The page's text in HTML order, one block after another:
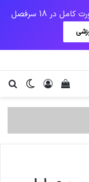
در 18 سرفصل
تغییر ورود
دیدن سبد خرید